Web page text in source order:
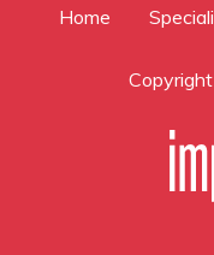
Home Speciali
Copyright